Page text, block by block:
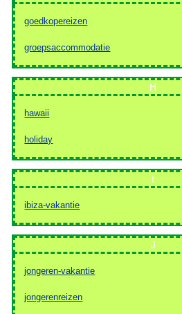
goedkopereizen
groepsaccommodatie
H
hawaii
holiday
I
ibiza-vakantie
J
jongeren-vakantie
jongerenreizen